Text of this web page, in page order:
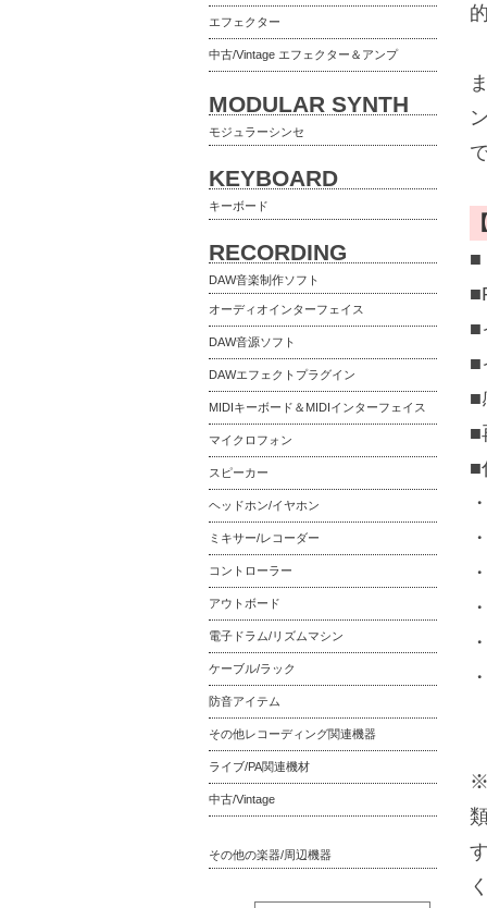
■
■
■
■
■
■
※
エフェクター
中古/Vintage エフェクター＆アンプ
MODULAR SYNTH
モジュラーシンセ
KEYBOARD
キーボード
RECORDING
DAW音楽制作ソフト
オーディオインターフェイス
DAW音源ソフト
DAWエフェクトプラグイン
MIDIキーボード＆MIDIインターフェイス
マイクロフォン
スピーカー
ヘッドホン/イヤホン
ミキサー/レコーダー
コントローラー
アウトボード
電子ドラム/リズムマシン
ケーブル/ラック
防音アイテム
その他レコーディング関連機器
ライブ/PA関連機材
中古/Vintage
その他の楽器/周辺機器